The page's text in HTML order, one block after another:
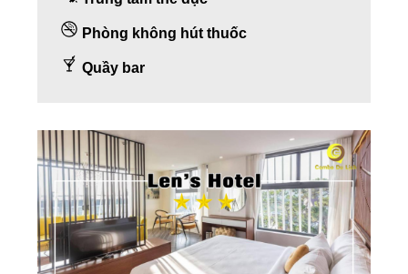
Phòng không hút thuốc
Quầy bar